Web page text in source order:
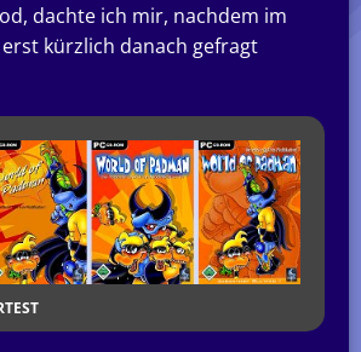
dachte ich mir, nachdem im
kürzlich danach gefragt